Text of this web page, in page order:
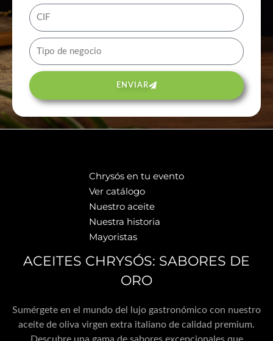
ENVIAR
Chrysós en tu evento
Ver catálogo
Nuestro aceite
Nuestra historia
Mayoristas
ACEITES CHRYSÓS: SABORES DE
ORO
Sumérgete en el mundo del lujo gastronómico con nuestro
aceite de oliva virgen extra italiano de calidad premium.